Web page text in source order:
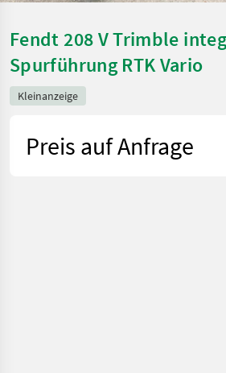
Fendt 208 V Trimble
Spurführung RTK Vario
Kleinanzeige
Preis auf Anfrage